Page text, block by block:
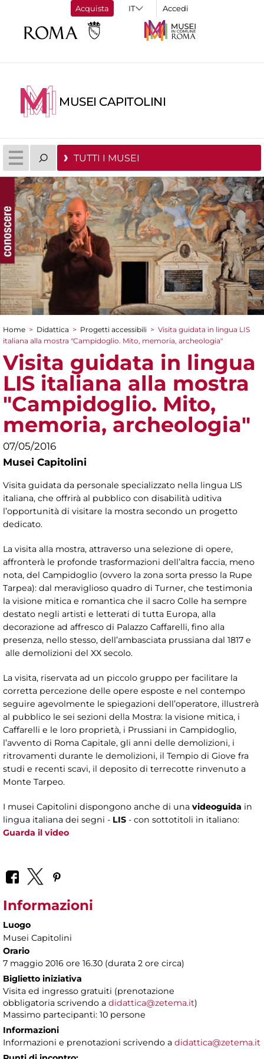
Acquista Accedi
MUSEI CAPITOLINI
TUTTI I MUSEI
Tu sei qui
Home > Didattica > Progetti accessibili > Visita guidata in lingua LIS
italiana alla mostra "Campidoglio. Mito, memoria, archeologia"
Visita guidata in lingua
LIS italiana alla mostra
"Campidoglio. Mito,
memoria, archeologia"
07/05/2016
Musei Capitolini
Visita guidata da personale specializzato nella lingua LIS
italiana, che offrirà al pubblico con disabilità uditiva
l’opportunità di visitare la mostra secondo un progetto
dedicato.
La visita alla mostra, attraverso una selezione di opere,
affronterà le profonde trasformazioni dell’altra faccia, meno
nota, del Campidoglio (ovvero la zona sorta presso la Rupe
Tarpea): dal meraviglioso quadro di Turner, che testimonia
la visione mitica e romantica che il sacro Colle ha sempre
destato negli artisti e letterati di tutta Europa, alla
decorazione ad affresco di Palazzo Caffarelli, fino alla
presenza, nello stesso, dell’ambasciata prussiana dal 1817 e
alle demolizioni del XX secolo.
La visita, riservata ad un piccolo gruppo per facilitare la
corretta percezione delle opere esposte e nel contempo
seguire agevolmente le spiegazioni dell’operatore, illustrerà
al pubblico le sei sezioni della Mostra: la visione mitica, i
Caffarelli e le loro proprietà, i Prussiani in Campidoglio,
l’avvento di Roma Capitale, gli anni delle demolizioni, i
ritrovamenti durante le demolizioni, il Tempio di Giove fra
studi e recenti scavi, il deposito di terrecotte rinvenuto a
Monte Tarpeo.
I musei Capitolini dispongono anche di una videoguida in
lingua italiana dei segni - LIS - con sottotitoli in italiano:
Guarda il video
Informazioni
Luogo
Musei Capitolini
Orario
7 maggio 2016 ore 16.30 (durata 2 ore circa)
Biglietto iniziativa
Visita ed ingresso gratuiti (prenotazione
obbligatoria scrivendo a didattica@zetema.it)
Massimo partecipanti: 10 persone
Informazioni
Informazioni e prenotazioni scrivendo a didattica@zetema.it